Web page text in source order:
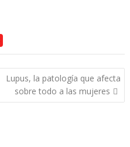
Lupus, la patología que afecta
sobre todo a las mujeres